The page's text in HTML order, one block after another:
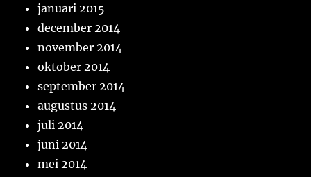
januari 2015
december 2014
november 2014
oktober 2014
september 2014
augustus 2014
juli 2014
juni 2014
mei 2014